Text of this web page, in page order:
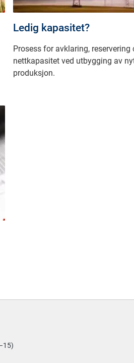
Ledig kapasitet?
Prosess for avklaring,
nettkapasitet ved utbygging av
produksjon.